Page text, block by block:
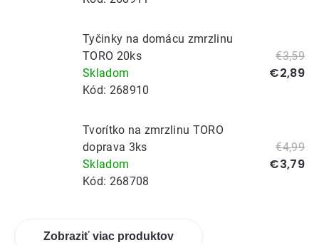
Tyčinky na domácu zmrzlinu
TORO 20ks
Skladom
Kód: 268910
€3,59
€2,89
Tvorítko na zmrzlinu TORO
doprava 3ks
Skladom
Kód: 268708
€4,99
€3,79
Zobraziť viac produktov